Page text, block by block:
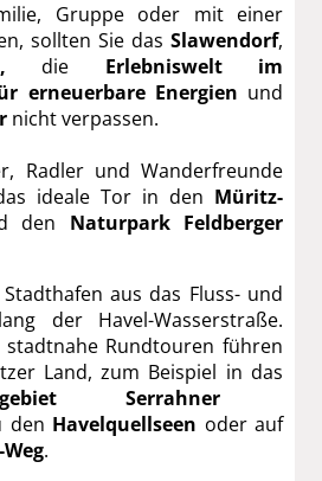
Gruppe oder mit einer
sollten Sie das Slawendorf,
die Erlebniswelt im
erneuerbare Energien und
nicht verpassen.
Radler und Wanderfreunde
ideale Tor in den Müritz-
den Naturpark Feldberger
aus das Fluss- und
der Havel-Wasserstraße.
stadtnahe Rundtouren führen
Land, zum Beispiel in das
Serrahner
den Havelquellseen oder auf
.